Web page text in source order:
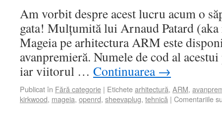
Am vorbit despre acest lucru acum o
gata! Mulțumită lui Arnaud Patard
Mageia pe arhitectura ARM este
avanpremieră. Numele de cod al
iar viitorul … Continuarea →
Publicat în Fără categorie | Etichetearhitectură, ARM,
kirkwood, mageia, openrd, sheevaplug, tehnică | Comentariile